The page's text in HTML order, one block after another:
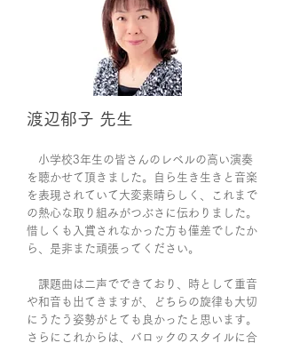
渡辺郁子 先生
小学校3年生の皆さんのレベルの高い演奏
を聴かせて頂きました。自ら生き生きと音楽
を表現されていて大変素晴らしく、これまで
の熱心な取り組みがつぶさに伝わりました。
惜しくも入賞されなかった方も僅差でしたか
ら、是非また頑張ってください。
課題曲は二声でできており、時として重音
や和音も出てきますが、どちらの旋律も大切
にうたう姿勢がとても良かったと思います。
さらにこれからは、バロックのスタイルに合